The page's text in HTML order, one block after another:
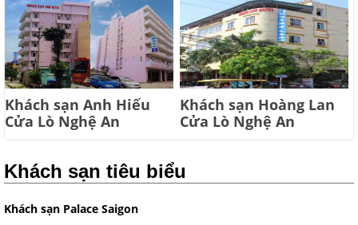
Khách sạn Anh Hiếu
Cửa Lò Nghệ An
Khách sạn Hoàng Lan
Cửa Lò Nghệ An
Khách sạn tiêu biểu
Khách sạn Palace Saigon